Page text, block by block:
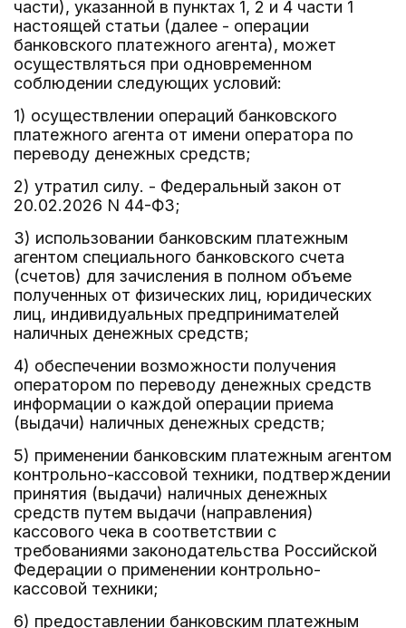
части), указанной в пунктах 1, 2 и 4 части 1
настоящей статьи (далее - операции
банковского платежного агента), может
осуществляться при одновременном
соблюдении следующих условий:
1) осуществлении операций банковского
платежного агента от имени оператора по
переводу денежных средств;
2) утратил силу. - Федеральный закон от
20.02.2026 N 44-ФЗ;
3) использовании банковским платежным
агентом специального банковского счета
(счетов) для зачисления в полном объеме
полученных от физических лиц, юридических
лиц, индивидуальных предпринимателей
наличных денежных средств;
4) обеспечении возможности получения
оператором по переводу денежных средств
информации о каждой операции приема
(выдачи) наличных денежных средств;
5) применении банковским платежным агентом
контрольно-кассовой техники, подтверждении
принятия (выдачи) наличных денежных
средств путем выдачи (направления)
кассового чека в соответствии с
требованиями законодательства Российской
Федерации о применении контрольно-
кассовой техники;
6) предоставлении банковским платежным